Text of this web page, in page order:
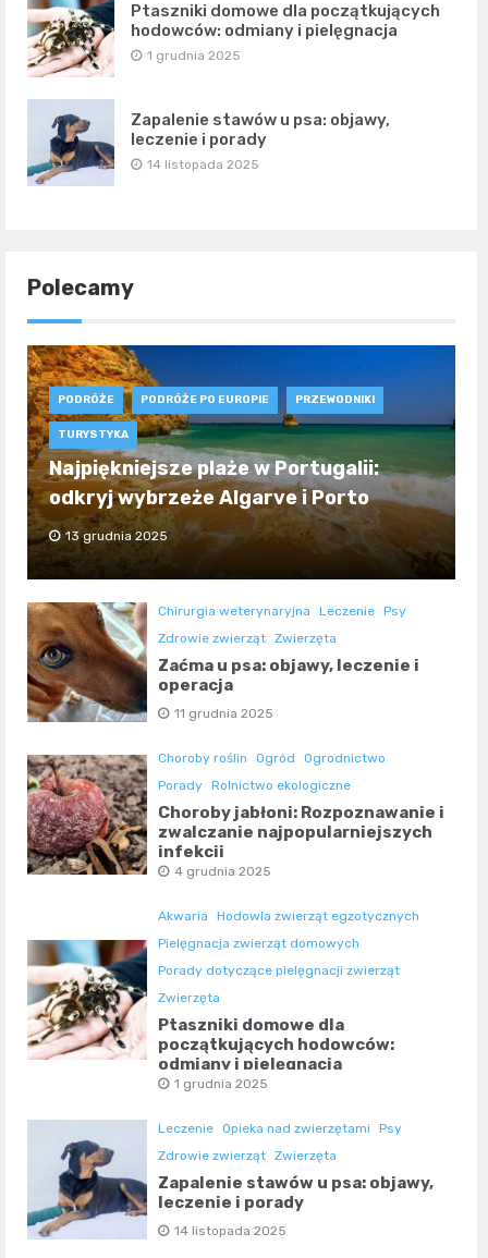
Ptaszniki domowe dla początkujących
hodowców: odmiany i pielęgnacja
1 grudnia 2025
Zapalenie stawów u psa: objawy,
leczenie i porady
14 listopada 2025
Polecamy
PODRÓŻE PODRÓŻE PO EUROPIE PRZEWODNIKI
TURYSTYKA
Najpiękniejsze plaże w Portugalii:
odkryj wybrzeże Algarve i Porto
13 grudnia 2025
Chirurgia weterynaryjna Leczenie Psy
Zdrowie zwierząt Zwierzęta
Zaćma u psa: objawy, leczenie i
operacja
11 grudnia 2025
Choroby roślin Ogród
Ogrodnictwo
Porady Rolnictwo ekologiczne
Choroby jabłoni: Rozpoznawanie i
zwalczanie najpopularniejszych
infekcji
4 grudnia 2025
Akwaria
Hodowla zwierząt egzotycznych
Pielęgnacja zwierząt domowych
Porady dotyczące pielęgnacji zwierząt
Zwierzęta
Ptaszniki domowe dla
początkujących hodowców:
odmiany i pielęgnacja
1 grudnia 2025
Leczenie Opieka nad zwierzętami
Psy
Zdrowie zwierząt Zwierzęta
Zapalenie stawów u psa: objawy,
leczenie i porady
14 listopada 2025